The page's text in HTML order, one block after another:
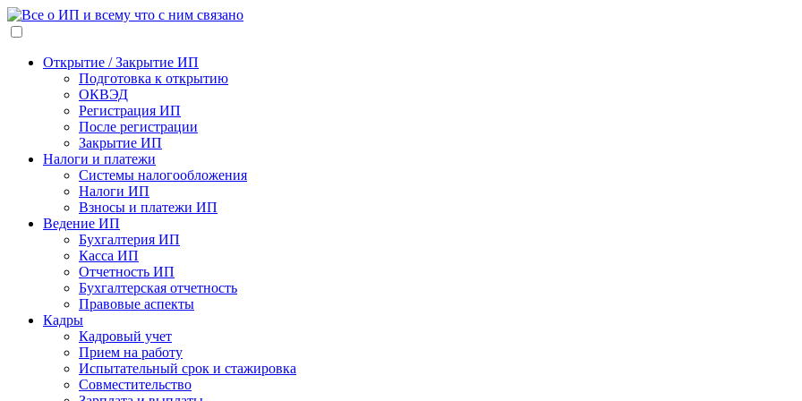
Открытие / Закрытие ИП
Подготовка к открытию
ОКВЭД
Регистрация ИП
После регистрации
Закрытие ИП
Налоги и платежи
Системы налогообложения
Налоги ИП
Взносы и платежи ИП
Ведение ИП
Бухгалтерия ИП
Касса ИП
Отчетность ИП
Бухгалтерская отчетность
Правовые аспекты
Кадры
Кадровый учет
Прием на работу
Испытательный срок и стажировка
Совместительство